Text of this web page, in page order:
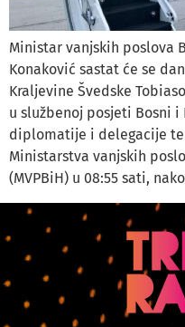
Ministar vanjskih poslova
Konaković sastat će se
Kraljevine Švedske
u službenoj posjeti Bosni i
diplomatije i delegacije
Ministarstva vanjskih
(MVPBiH) u 08:55 sati,